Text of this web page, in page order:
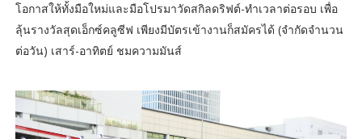
โอกาสให้ทั้งมือใหม่และมือโปรมาวัดสกิลดริฟต์-ทำเวลาต่อรอบ เพื่อ
ลุ้นรางวัลสุดเอ็กซ์คลูซีฟ เพียงมีบัตรเข้างานก็สมัครได้ (จำกัดจำนวน
ต่อวัน) เสาร์-อาทิตย์ ชมความมันส์